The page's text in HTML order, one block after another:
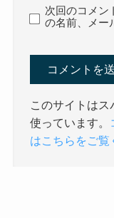
次回のコメン
の名前、メー
このサイトは
使っています。
はこちらをご覧